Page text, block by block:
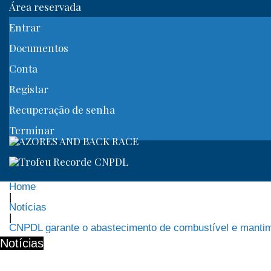
Área reservada
Entrar
Documentos
Conta
Registar
Recuperação de senha
Terminar
Home
|
Notícias
|
CNPDL garante o abastecimento de combustível e
Notícias